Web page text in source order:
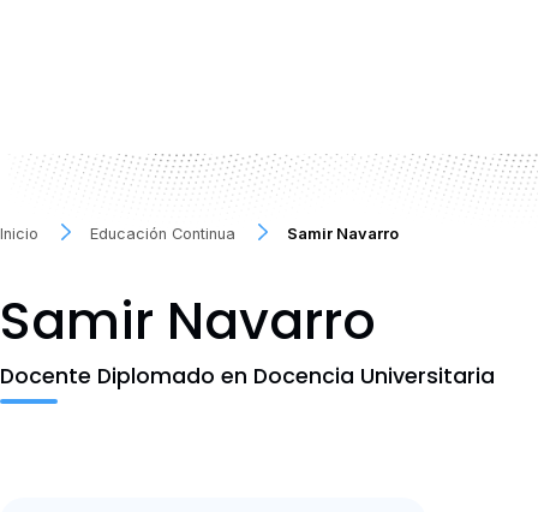
Inicio Educación Continua Samir Navarro
Samir Navarro
Docente Diplomado en Docencia Universitaria